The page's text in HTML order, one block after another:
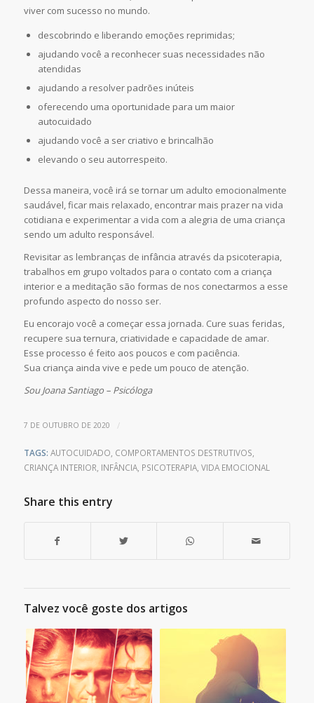
viver com sucesso no mundo.
descobrindo e liberando emoções reprimidas;
ajudando você a reconhecer suas necessidades não
atendidas
ajudando a resolver padrões inúteis
oferecendo uma oportunidade para um maior
autocuidado
ajudando você a ser criativo e brincalhão
elevando o seu autorrespeito.
Dessa maneira, você irá se tornar um adulto emocionalmente
saudável, ficar mais relaxado, encontrar mais prazer na vida
cotidiana e experimentar a vida com a alegria de uma criança
sendo um adulto responsável.
Revisitar as lembranças de infância através da psicoterapia,
trabalhos em grupo voltados para o contato com a criança
interior e a meditação são formas de nos conectarmos a esse
profundo aspecto do nosso ser.
Eu encorajo você a começar essa jornada. Cure suas feridas,
recupere sua ternura, criatividade e capacidade de amar.
Esse processo é feito aos poucos e com paciência.
Sua criança ainda vive e pede um pouco de atenção.
Sou Joana Santiago – Psicóloga
7 DE OUTUBRO DE 2020 /
TAGS: AUTOCUIDADO COMPORTAMENTOS DESTRUTIVOS
CRIANÇA INTERIOR INFÂNCIA, PSICOTERAPIA, VIDA EMOCIONAL
Share this entry
Talvez você goste dos artigos